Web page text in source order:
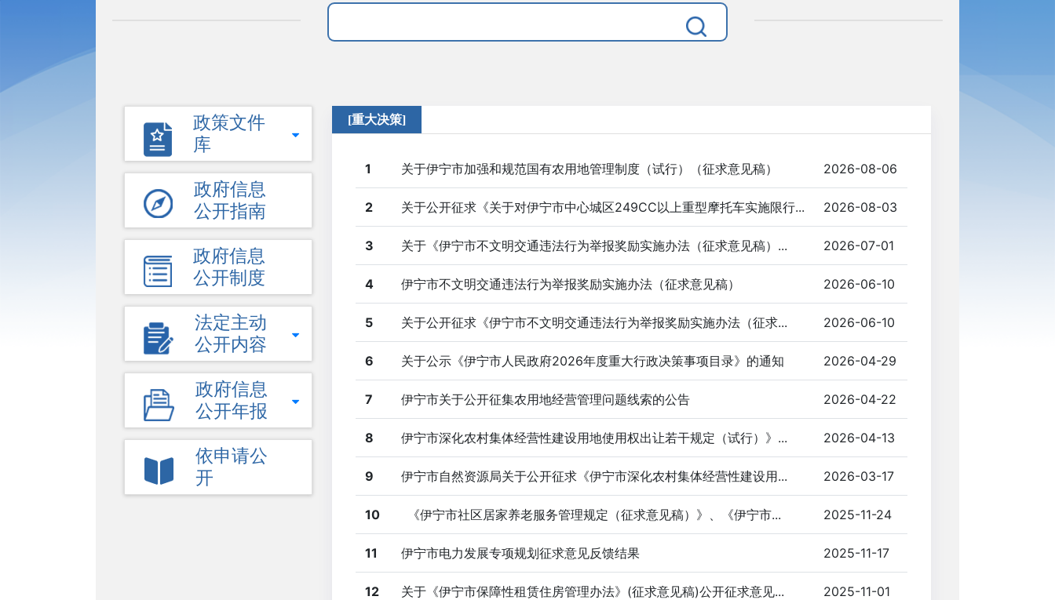
政策文件
库
政府信息
公开指南
政府信息
公开制度
法定主动
公开内容
政府信息
公开年报
依申请公
开
[重大决策]
1 关于伊宁市加强和规范国有农用地管理制度（试行）（征求意见稿） 2026-08-06
2 关于公开征求《关于对伊宁市中心城区249CC以上重型摩托车实施限行... 2026-08-03
3 关于《伊宁市不文明交通违法行为举报奖励实施办法（征求意见稿）... 2026-07-01
4 伊宁市不文明交通违法行为举报奖励实施办法（征求意见稿） 2026-06-10
5 关于公开征求《伊宁市不文明交通违法行为举报奖励实施办法（征求... 2026-06-10
6 关于公示《伊宁市人民政府2026年度重大行政决策事项目录》的通知 2026-04-29
7 伊宁市关于公开征集农用地经营管理问题线索的公告 2026-04-22
8 伊宁市深化农村集体经营性建设用地使用权出让若干规定（试行）》... 2026-04-13
9 伊宁市自然资源局关于公开征求《伊宁市深化农村集体经营性建设用... 2026-03-17
10 《伊宁市社区居家养老服务管理规定（征求意见稿）》、《伊宁市... 2025-11-24
11 伊宁市电力发展专项规划征求意见反馈结果 2025-11-17
12 关于《伊宁市保障性租赁住房管理办法》(征求意见稿)公开征求意见... 2025-11-01